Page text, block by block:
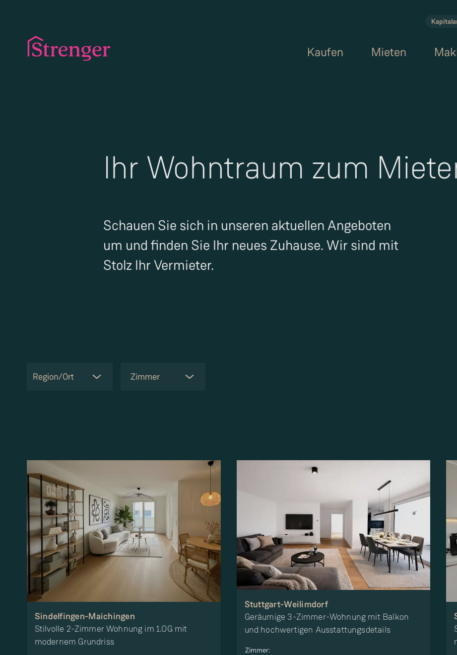
Kaufen Mieten
Ihr Wohntraum zum
Schauen Sie sich in unseren aktuellen Angeboten
um und finden Sie Ihr neues Zuhause. Wir sind mit
Stolz Ihr Vermieter.
Region/Ort Zimmer
Sindelfingen-Maichingen
Stilvolle 2-Zimmer Wohnung im 1.OG mit
modernem Grundriss
Stuttgart-Weilimdorf
Geräumige 3-Zimmer-Wohnung mit Balkon
und hochwertigen Ausstattungsdetails
Zimmer: